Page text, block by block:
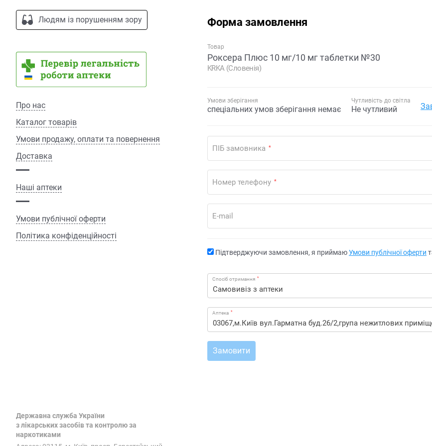
Людям із порушенням зору
Про нас
Каталог товарів
Умови продажу, оплати та повернення
Доставка
Наші аптеки
Умови публічної оферти
Політика конфіденційності
Державна служба України
з лікарських засобів та контролю за
наркотиками
Форма замовлення
Товар
Роксера Плюс 10 мг/10 мг таблетки №30
KRKA (Словенія)
Умови зберігання
спеціальних умов зберігання немає
Чутливість до світла
Не чутливий
ПІБ замовника *
Номер телефону *
E-mail
Підтверджуючи замовлення, я приймаюУмови публічної оферти
Спосіб отримання *
Аптека *
Замовити